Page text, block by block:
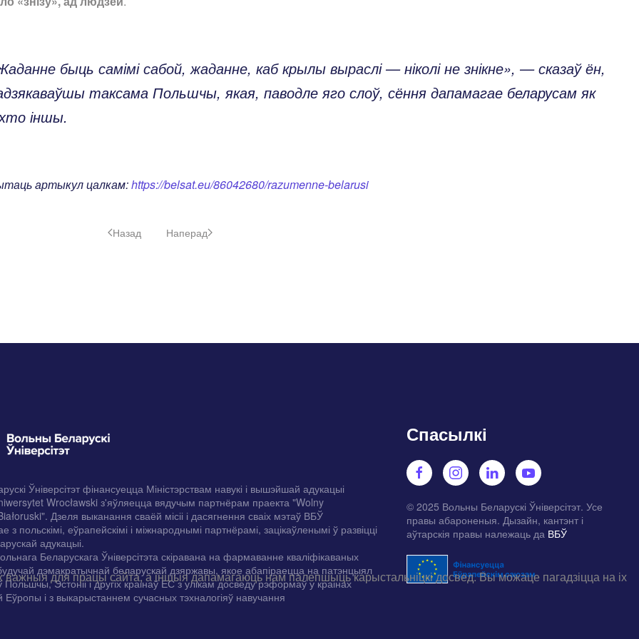
быць самімі сабой, жаданне, каб крылы выраслі — ніколі не знікне», — сказаў ён,
таксама Польшчы, якая, паводле яго слоў, сёння дапамагае беларусам як
іншы.
артыкул цалкам:https://belsat.eu/86042680/razumenne-belarusi
Назад Наперад
Ўніверсітэт фінансуецца Міністэрствам навукі і вышэйшай адукацыі
Wrocławski з'яўляецца вядучым партнёрам праекта "Wolny
Дзеля выканання сваёй місіі і дасягнення сваіх мэтаў ВБЎ
з польскімі, еўрапейскімі і міжнароднымі партнёрамі, зацікаўленымі ў развіцці
адукацыі.
Беларускага Ўніверсітэта скіравана на фармаванне кваліфікаваных
дэмакратычнай беларускай дзяржавы, якое абапіраецца на патэнцыял
Польшчы, Эстоніі і другіх краінаў ЕС з улікам досведу рэформаў у краінах
і з выкарыстаннем сучасных тэхналогіяў навучання
Спасылкі
© 2025 Вольны Беларускі Ўніверсітэт. Усе
правы абароненыя. Дызайн, кантэнт і
аўтарскія правы належаць да ВБЎ
для працы сайта, а іншыя дапамагаюць нам палепшыць карыстальніцкі досвед. Вы можаце пагадзіцца на іх